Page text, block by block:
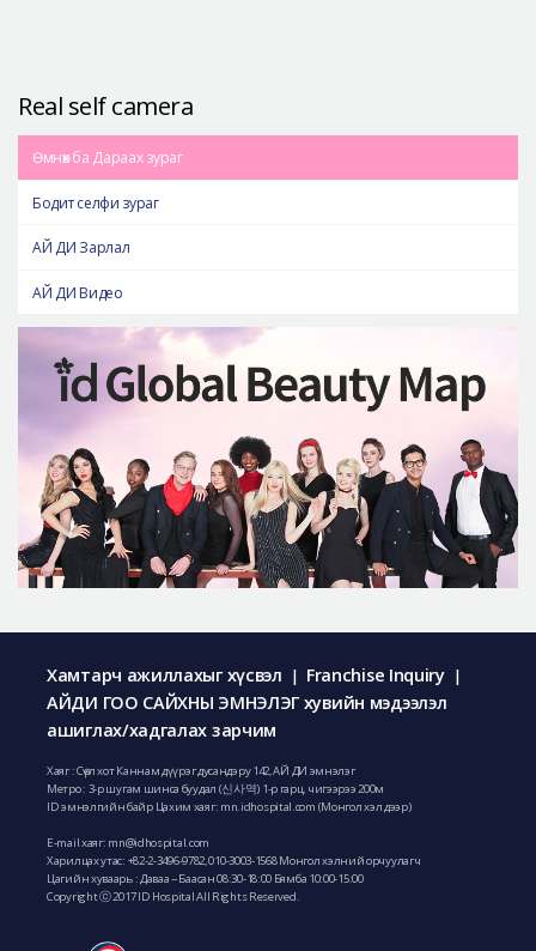
Real self camera
Өмнөх ба Дараах зураг
Бодит селфи зураг
АЙ ДИ Зарлал
АЙ ДИ Видео
Хамтарч ажиллахыг хүсвэл | Franchise Inquiry |
АЙДИ ГОО САЙХНЫ ЭМНЭЛЭГ хувийн мэдээлэл
ашиглах/хадгалах зарчим
Хаяг : Сөүл хот Каннам дүүрэг дусандэру 142, АЙ ДИ эмнэлэг
Метро : 3-р шугам шинса буудал (신사역) 1-р гарц, чигээрээ 200м
ID эмнэлгийн байр Цахим хаяг: mn.idhospital.com (Монгол хэл дээр)
E-mail хаяг: mn@idhospital.com
Харилцах утас: +82-2-3496-9782,010-3003-1568Монгол хэлний орчуулагч
Цагийн хуваарь : Даваа ~ Баасан 08:30-18:00 Бямба 10:00-15:00
Copyright ⓒ 2017 ID Hospital All Rights Reserved.